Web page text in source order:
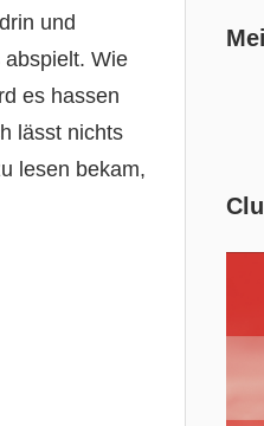
und
Wie
es hassen
lässt nichts
lesen bekam,